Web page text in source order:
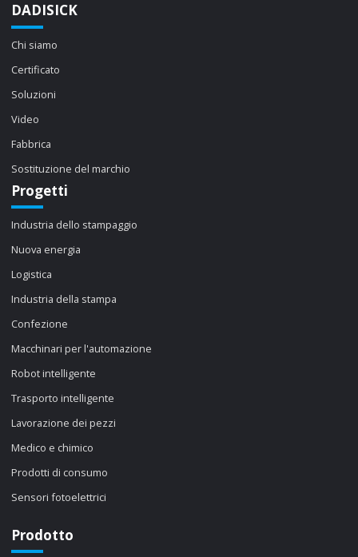
DADISICK
Chi siamo
Certificato
Soluzioni
Video
Fabbrica
Sostituzione del marchio
Progetti
Industria dello stampaggio
Nuova energia
Logistica
Industria della stampa
Confezione
Macchinari per l'automazione
Robot intelligente
Trasporto intelligente
Lavorazione dei pezzi
Medico e chimico
Prodotti di consumo
Sensori fotoelettrici
Prodotto